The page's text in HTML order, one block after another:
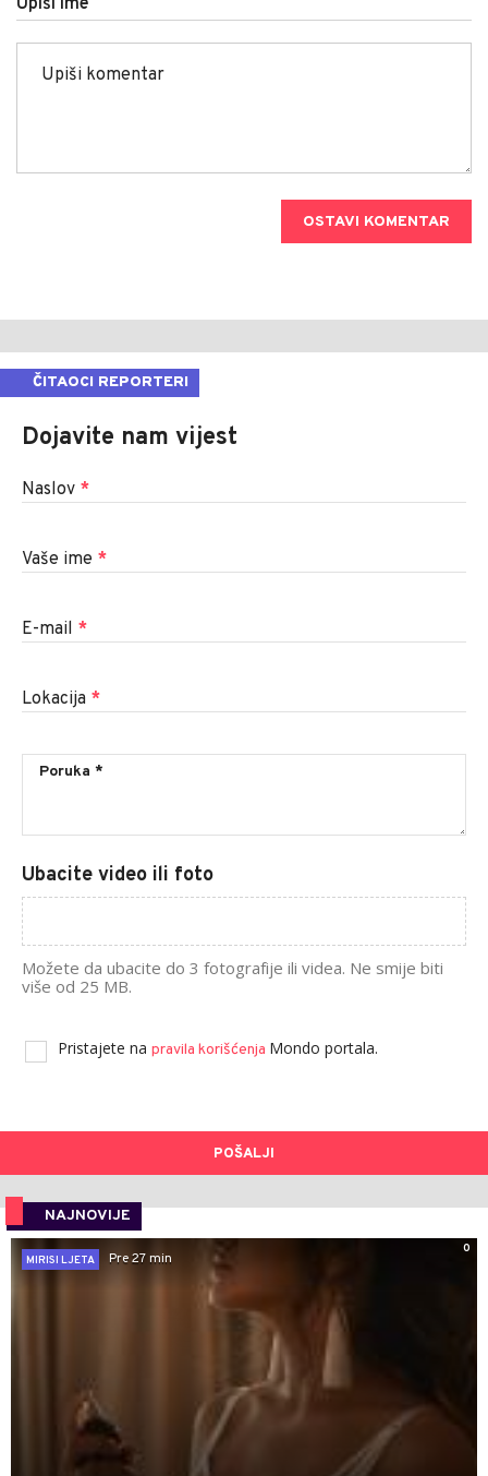
OSTAVI KOMENTAR
ČITAOCI REPORTERI
Dojavite nam vijest
Naslov *
Vaše ime *
E-mail *
Lokacija *
Ubacite video ili foto
Možete da ubacite do 3 fotografije ili videa. Ne smije biti
više od 25 MB.
Pristajete na pravila korišćenja Mondo portala.
POŠALJI
NAJNOVIJE
0
MIRISI LJETA
Pre 27 min